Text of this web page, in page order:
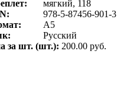
мягкий, 118
978-5-87456-901-3
А5
Русский
за шт. (шт.): 200.00 руб.